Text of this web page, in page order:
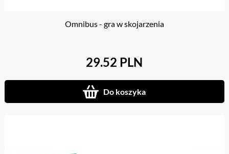
Omnibus - gra w skojarzenia
29.52 PLN
Do koszyka